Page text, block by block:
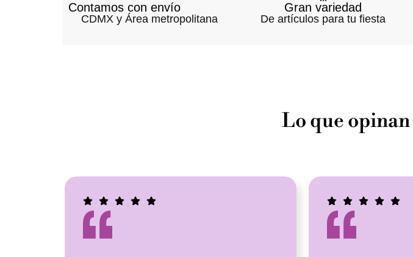
Contamos con envío
CDMX y Área metropolitana
Gran variedad
De artículos para tu fiesta
Lo que opinan